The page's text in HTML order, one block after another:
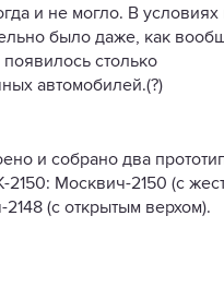
и не могло. В
было даже, как
столько
автомобилей.(?)
и собрано два
Москвич-2150 (с
(с открытым верхом).